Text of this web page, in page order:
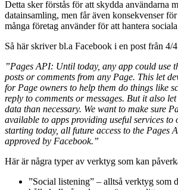
Detta sker förstås för att skydda användarna
datainsamling, men får även konsekvenser
många företag använder för att hantera
Så här skriver bl.a Facebook i en post från 4/
”Pages API: Until today, any app could use
posts or comments from any Page. This let
for Page owners to help them do things like
reply to comments or messages. But it also
data than necessary. We want to make sure
available to apps providing useful services to
starting today, all future access to the Pages
approved by Facebook.”
Här är några typer av verktyg som kan
”Social listening” – alltså verktyg som